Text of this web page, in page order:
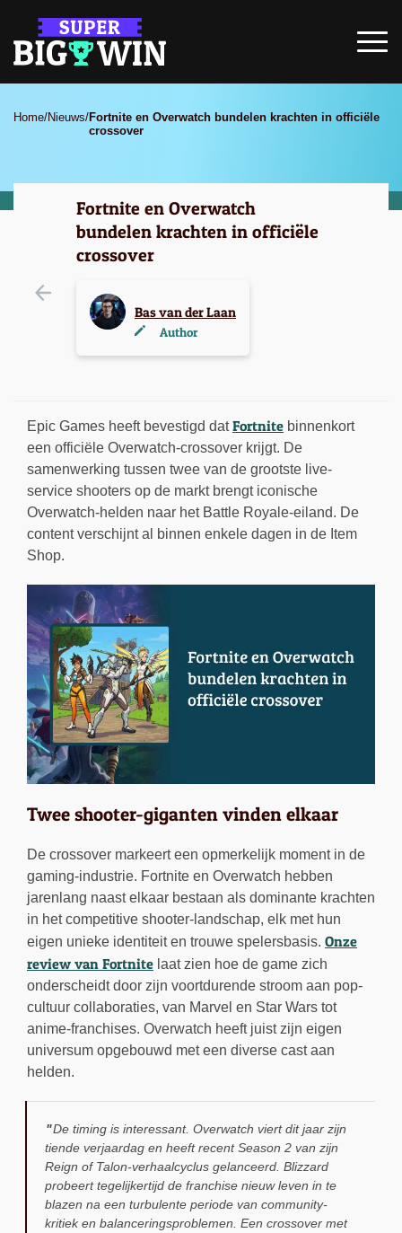
Home/Nieuws/Fortnite en Overwatch bundelen krachten in officiële
crossover
Fortnite en Overwatch
bundelen krachten in officiële
crossover
Bas van der Laan
Author
Epic Games heeft bevestigd datFortnite binnenkort
een officiële Overwatch-crossover krijgt. De
samenwerking tussen twee van de grootste live-
service shooters op de markt brengt iconische
Overwatch-helden naar het Battle Royale-eiland. De
content verschijnt al binnen enkele dagen in de Item
Shop.
Twee shooter-giganten vinden elkaar
De crossover markeert een opmerkelijk moment in de
gaming-industrie. Fortnite en Overwatch hebben
jarenlang naast elkaar bestaan als dominante krachten
in het competitive shooter-landschap, elk met hun
eigen unieke identiteit en trouwe spelersbasis. Onze
review van Fortnite laat zien hoe de game zich
onderscheidt door zijn voortdurende stroom aan pop-
cultuur collaboraties, van Marvel en Star Wars tot
anime-franchises. Overwatch heeft juist zijn eigen
universum opgebouwd met een diverse cast aan
helden.
De timing is interessant. Overwatch viert dit jaar zijn
tiende verjaardag en heeft recent Season 2 van zijn
Reign of Talon-verhaalcyclus gelanceerd. Blizzard
probeert tegelijkertijd de franchise nieuw leven in te
blazen na een turbulente periode van community-
kritiek en balanceringsproblemen. Een crossover met